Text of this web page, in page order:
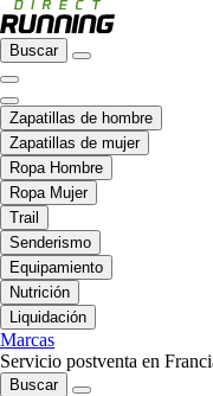
Buscar
Zapatillas de hombre
Zapatillas de mujer
Ropa Hombre
Ropa Mujer
Trail
Senderismo
Equipamiento
Nutrición
Liquidación
Marcas
Servicio postventa en
Buscar